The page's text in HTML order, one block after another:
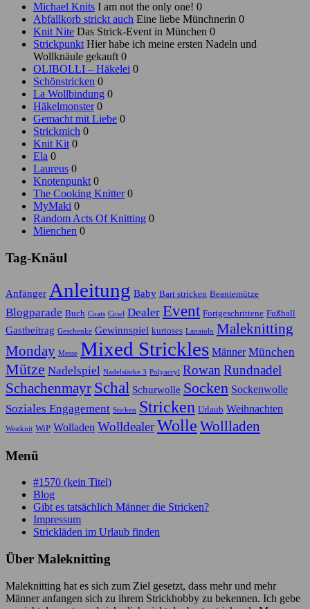
Michael Knits I am not the only one! 0
Abfallkorb strickt auch Eine liebe Münchnerin 0
Knit Nite Das Strick-Event in München 0
Strickpunkt Hier habe ich meine ersten Nadeln und
Wollknäule gekauft 0
OLIBOLLI – Häkelei 0
Schönstricken 0
La Wollbindung 0
Häkelmonster0
Gemacht mit Liebe 0
Strickmich 0
Knit Kit 0
Ela 0
Laureus 0
Knotenpunkt 0
The Cooking Knitter0
MyMaki 0
Random Acts Of Knitting 0
Mienchen 0
Tag-Knäul
Anfänger Anleitung Baby Bart stricken Beaniemütze
Blogparade Buch Coats Cowl Dealer Event Fortgeschrittene Fußball
Gastbeitrag Geschenke Gewinnspiel kurioses Lanaiolo Maleknitting
Monday Messe Mixed Strickles Männer München
Mütze Nadelspiel Nadelstärke 3 Polyacryl Rowan Rundnadel
Schachenmayr Schal Schurwolle Socken Sockenwolle
Soziales Engagement Sticken Stricken Urlaub Weihnachten
Westknit WiP Wolladen WolldealerWolle Wollladen
Menü
#1570 (kein Titel)
Blog
Gibt es tatsächlich Männer die Stricken?
Impressum
Strickläden im Urlaub finden
Über Maleknitting
Maleknitting hat es sich zum Ziel gesetzt, dass mehr und mehr
Männer anfangen sich zu ihrem Strickhobby zu bekennen. Ich gebe